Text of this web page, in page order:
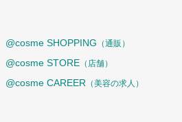
@cosme SHOPPING （通販）
@cosme STORE （店舗）
@cosme CAREER （美容の求人）